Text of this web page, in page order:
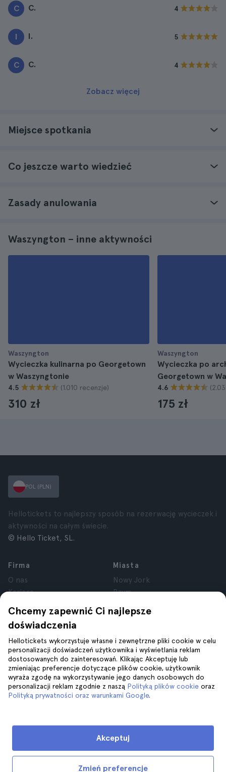
C C. 4
I I. 5
C C. 4
Zobacz więcej
Miejsce spotkania
Co jeszcze warto wiedzieć
Zasady anulowania
Waszyngton – inne aktywności
Waszyngton
Wycieczka kulinarna po Georgetown
w Waszyngtonie
4.5 (1.010 recenzje)
310 zł
Waszyngton
Wycieczka po
Georgetown w
4.6
175 zł
Chcemy zapewnić Ci najlepsze
doświadczenia
Hellotickets wykorzystuje własne i zewnętrzne pliki cookie w celu
personalizacji doświadczeń użytkownika i wyświetlania reklam
dostosowanych do zainteresowań. Klikając Akceptuję lub
zmieniając preferencje dotyczące plików cookie, użytkownik
wyraża zgodę na wykorzystywanie jego danych osobowych do
personalizacji reklam zgodnie z naszą Polityką plików cookie oraz
Polityką prywatności oraz warunkami Google.
Zmień preferencje
Akceptuj
POL (PLN)
Hellotickets to najlepszy sposób na rezerwację wycieczek i
aktywności na całym świecie.
© Hello Ticket, SL.
Firma
O nas
Kariera
Recenzje
Prywatność
Regulamin
Informacje prawne
Pliki cookie
Miasta
Nowy Jork
Rzym
Londyn
Kraków
Tenerife
Pomoc
Dołącz do nas na